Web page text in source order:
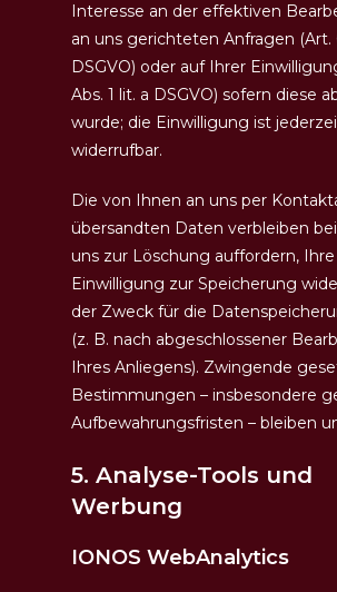
Interesse an der effektiven
an uns gerichteten Anfragen (Art.
DSGVO) oder auf Ihrer
Abs. 1 lit. a DSGVO) sofern diese
wurde; die Einwilligung ist
widerrufbar.
Die von Ihnen an uns per
übersandten Daten verbleiben bei
uns zur Löschung auffordern, Ihre
Einwilligung zur Speicherung
der Zweck für die
(z. B. nach abgeschlossener
Ihres Anliegens). Zwingende
Bestimmungen – insbesondere
Aufbewahrungsfristen – bleiben
5. Analyse-Tools und
Werbung
IONOS WebAnalytics